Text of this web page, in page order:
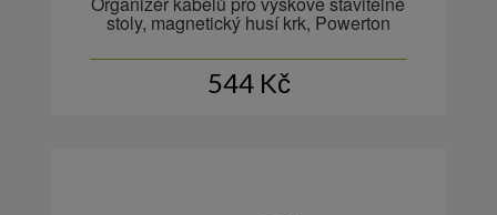
stoly, magnetický husí krk, Powerton
544 Kč